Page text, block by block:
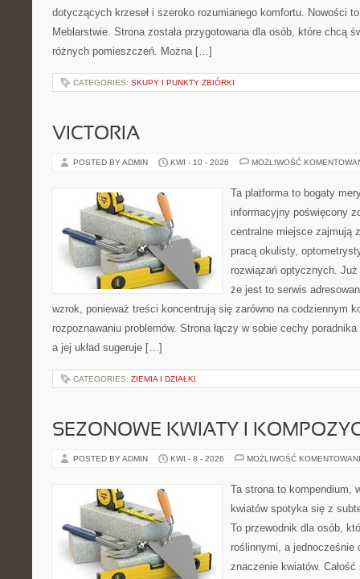
dotyczących krzeseł i szeroko rozumianego komfortu. Nowości
Meblarstwie. Strona została przygotowana dla osób, które chcą
różnych pomieszczeń. Można […]
CATEGORIES: SKUPY I PUNKTY ZBIÓRKI
VICTORIA
POSTED BY ADMIN KWI - 10 - 2026 MOŻLIWOŚĆ
Ta platforma to bogaty
informacyjny poświęcony
centralne miejsce zajmują
pracą okulisty,
rozwiązań optycznych.
że jest to serwis
wzrok, ponieważ treści koncentrują się zarówno na codziennym
rozpoznawaniu problemów. Strona łączy w sobie cechy
a jej układ sugeruje […]
CATEGORIES: ZIEMIA I DZIAŁKI
SEZONOWE KWIATY I
POSTED BY ADMIN KWI - 8 - 2026 MOŻLIWOŚĆ
Ta strona to kompendium,
kwiatów spotyka się z
To przewodnik dla osób,
roślinnymi, a jednocześnie
znaczenie kwiatów.